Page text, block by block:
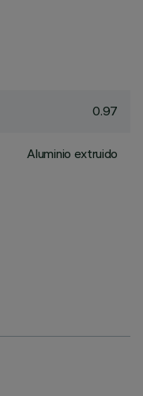
0.97
Aluminio extruido